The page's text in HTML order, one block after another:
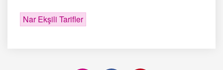
Nar Ekşili Tarifler